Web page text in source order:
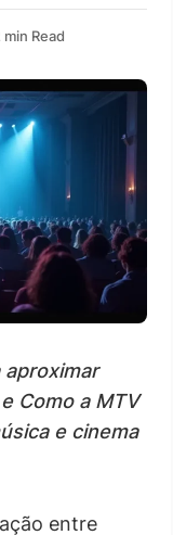
min Read
aproximar
Como a MTV
e cinema
entre